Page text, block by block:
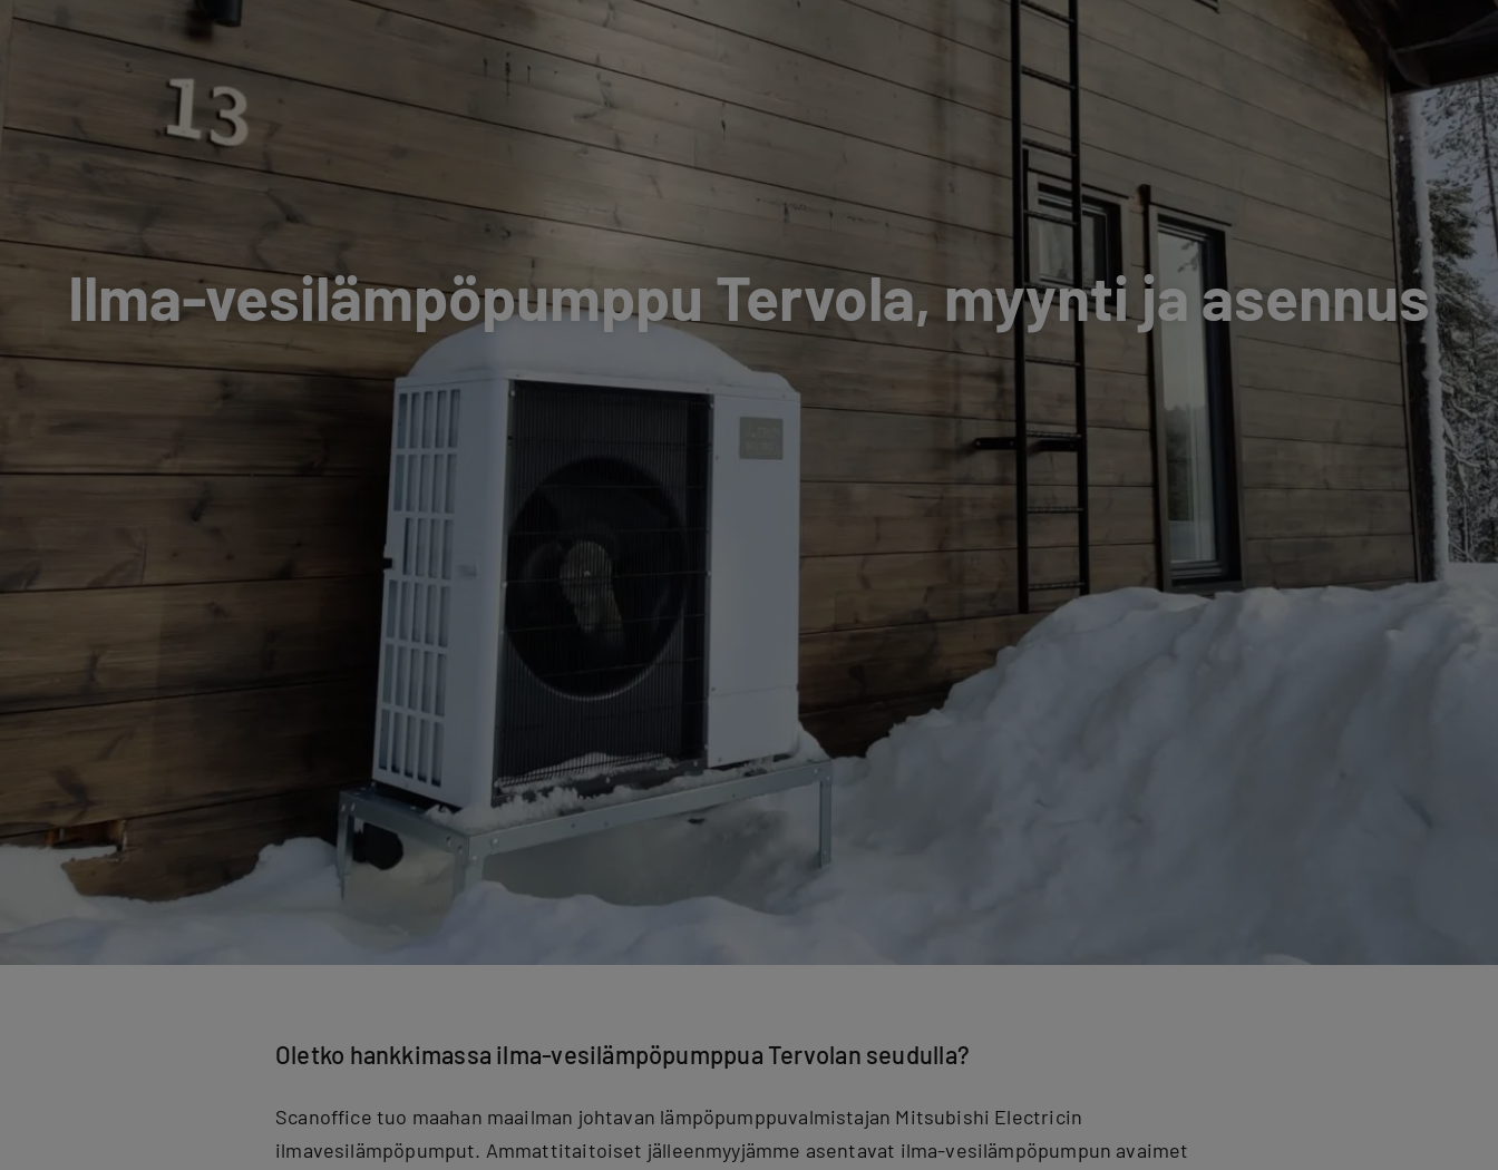
Ilma-vesilämpöpumppu Tervola, myynti ja asennus
Oletko hankkimassa ilma-vesilämpöpumppua Tervolan seudulla?
Scanoffice tuo maahan maailman johtavan lämpöpumppuvalmistajan Mitsubishi Electricin
ilmavesilämpöpumput. Ammattitaitoiset jälleenmyyjämme asentavat ilma-vesilämpöpumpun avaimet